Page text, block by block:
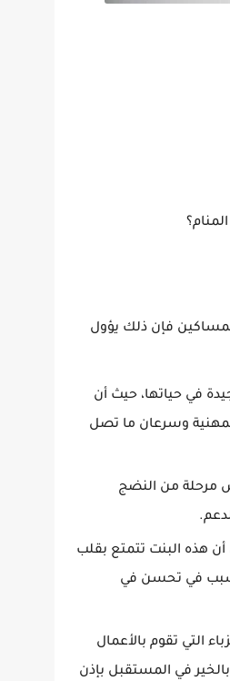
فإن ذلك يؤول
في حياتها، حيث أن
وسرعان ما تصل
مرحلة من النضج
أن هذه البنت تتمتع بقلب
سبب في تحسن في
التي تقوم بالأعمال
في المستقبل بإذن